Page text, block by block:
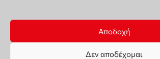
Αποδοχή
Δεν αποδέχομαι